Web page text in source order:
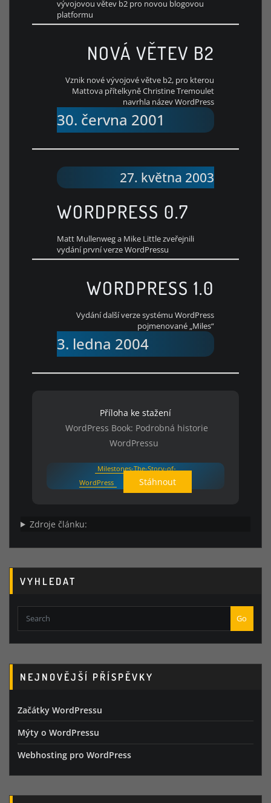
vývojovou větev b2 pro novou blogovou
platformu
NOVÁ VĚTEV B2
Vznik nové vývojové větve b2, pro kterou
Mattova přítelkyně Christine Tremoulet
navrhla název WordPress
30. června 2001
27. května 2003
WORDPRESS 0.7
Matt Mullenweg a Mike Little zveřejnili
vydání první verze WordPressu
WORDPRESS 1.0
Vydání další verze systému WordPress
pojmenované „Miles“
3. ledna 2004
Příloha ke stažení
WordPress Book: Podrobná historie
WordPressu
Milestones-The-Story-of-
WordPress
Stáhnout
Zdroje článku:
VYHLEDAT
Go
NEJNOVĚJŠÍ PŘÍSPĚVKY
Začátky WordPressu
Mýty o WordPressu
Webhosting pro WordPress